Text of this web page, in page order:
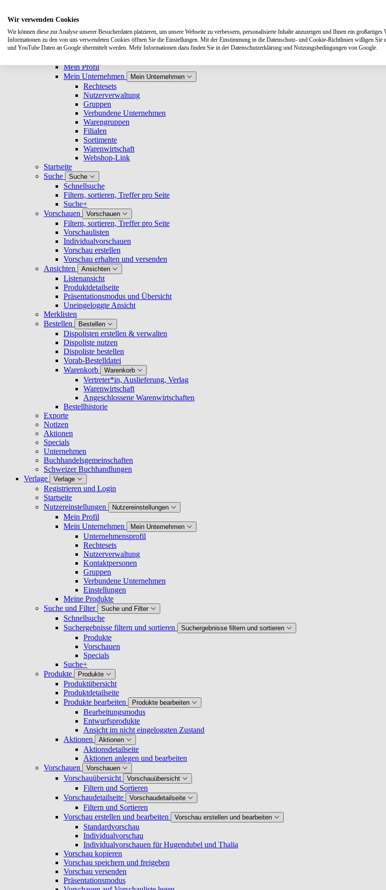
Buchhandlungen Buchhandlungen
Registrieren und Login
Mein Profil
Mein Unternehmen
Mein Unternehmen
Rechtesets
Nutzerverwaltung
Gruppen
Verbundene Unternehmen
Warengruppen
Filialen
Sortimente
Warenwirtschaft
Webshop-Link
Startseite
Suche
Suche
Schnellsuche
Filtern, sortieren, Treffer pro Seite
Suche+
Vorschauen
Vorschauen
Filtern, sortieren, Treffer pro Seite
Vorschaulisten
Individualvorschauen
Vorschau erstellen
Vorschau erhalten und versenden
Ansichten
Ansichten
Listenansicht
Produktdetailseite
Präsentationsmodus und Übersicht
Uneingeloggte Ansicht
Merklisten
Bestellen
Bestellen
Dispolisten erstellen & verwalten
Dispoliste nutzen
Dispoliste bestellen
Vorab-Bestelldatei
Warenkorb
Warenkorb
Vertreter*in, Auslieferung, Verlag
Warenwirtschaft
Angeschlossene Warenwirtschaften
Bestellhistorie
Exporte
Notizen
Aktionen
Specials
Unternehmen
Buchhandelsgemeinschaften
Schweizer Buchhandlungen
Verlage
Verlage
Registrieren und Login
Startseite
Nutzereinstellungen
Nutzereinstellungen
Mein Profil
Mein Unternehmen
Mein Unternehmen
Unternehmensprofil
Rechtesets
Nutzerverwaltung
Kontaktpersonen
Gruppen
Verbundene Unternehmen
Einstellungen
Meine Produkte
Suche und Filter
Suche und Filter
Schnellsuche
Suchergebnisse filtern und sortieren
Suchergebnisse filtern und sortieren
Produkte
Vorschauen
Specials
Suche+
Produkte
Produkte
Produktübersicht
Produktdetailseite
Produkte bearbeiten
Produkte bearbeiten
Bearbeitungsmodus
Entwurfsprodukte
Ansicht im nicht eingeloggten Zustand
Aktionen
Aktionen
Aktionsdetailseite
Aktionen anlegen und bearbeiten
Vorschauen
Vorschauen
Vorschauübersicht Vorschauübersicht
Filtern und Sortieren
Vorschaudetailseite
Vorschaudetailseite
Filtern und Sortieren
Vorschau erstellen und bearbeiten
Vorschau erstellen und bearbeiten
Standardvorschau
Individualvorschau
Individualvorschauen für Hugendubel und Thalia
Vorschau kopieren
Vorschau speichern und freigeben
Vorschau versenden
Präsentationsmodus
Wir verwenden Cookies
Wir können diese zur Analyse unserer Besucherdaten platzieren, um unsere Webseite zu verbessern, personalisierte Inhalte anzuzeigen und Ihnen ein großartiges
Informationen zu den von uns verwendeten Cookies öffnen Sie die Einstellungen. Mit der Einstimmung in die Datenschutz- und Cookie-Richtlinien willigen
und YouTube Daten an Google übermittelt werden. Mehr Informationen dazu finden Sie in der Datenschutzerklärung und Nutzungsbedingungen von Google.